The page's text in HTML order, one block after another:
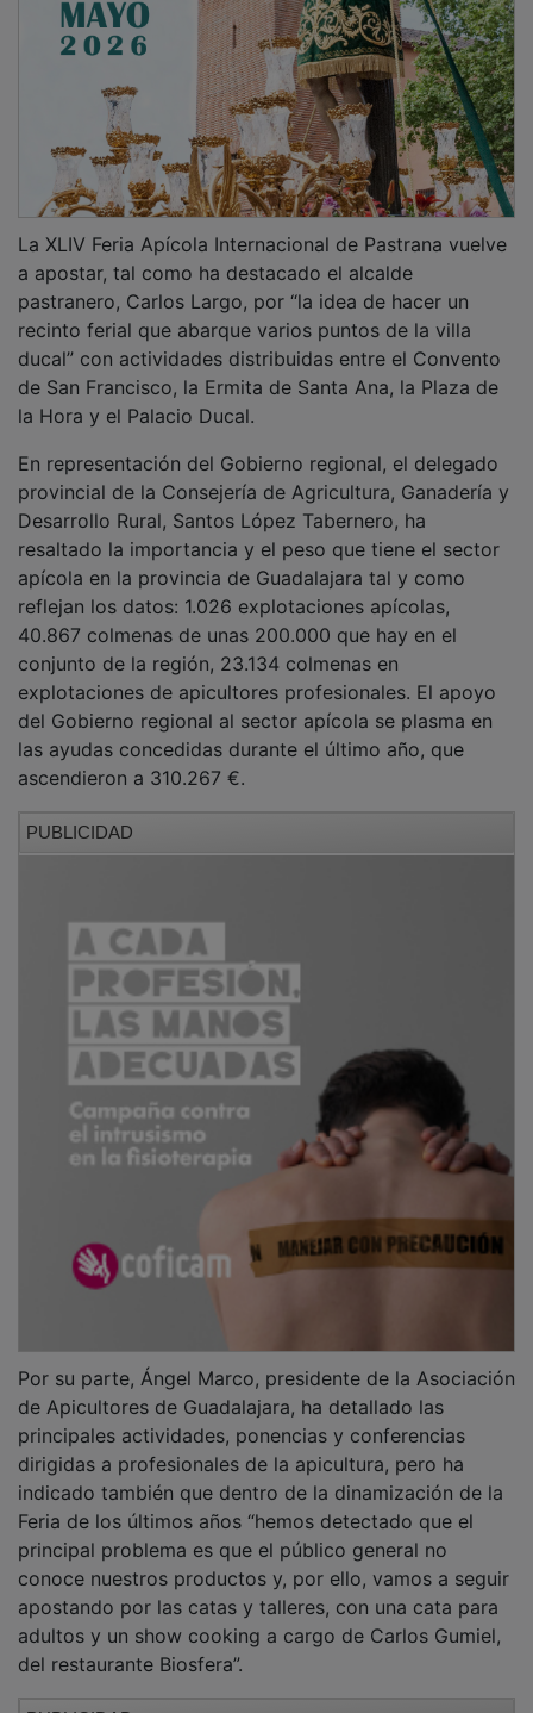
principal problema es que el público general no
conoce nuestros productos y, por ello, vamos a seguir
apostando por las catas y talleres, con una cata para
adultos y un show cooking a cargo de Carlos Gumiel,
del restaurante Biosfera”.
PUBLICIDAD
Por último, la directora de la Feria Apícola, Raquel
Isidro, ha resaltado el crecimiento de expositores,
países y provincias que van a estar presente en esta
próxima edición. Los países serán seis, dos más que el
año pasado: España, Cuba, Rumanía, Portugal, Turquía
y Hungría. Las provincias pasan de 8 en la edición
anterior a 14: Guadalajara, Zaragoza, Cuenca,
Barcelona, Cáceres, Valencia, Salamanca, Valladolid,
Navarra, León, Badajoz, Zamora, Santander y Toledo.
En cuanto a expositores, son diez más que el año
anterior, con un total de 56 empresas.
PUBLICIDAD
Extenso programa en cuatro ubicaciones diferentes
El programa de la XLIV Feria Apícola de Pastrana
presentado hoy tiene como emplazamientos
principales el convento de San Francisco, donde
tendrá lugar la feria en sí, el centro cultural Ermita de
Santa Ana, que acogerá las ponencias, el Palacio
talleres, y la plaza de la Hora, donde se ubicará la
PUBLICIDAD
Todo comenzará el viernes 14 con la inauguración
oficial, presentación del concurso infantil de dibujo y
la exposición de fotografía, para dar paso, ya por la
tarde, a una cata de miel para adultos y un
showcooking a cargo de Carlos Gumiel.
Ya el sábado 15, día central de la feria, se
desarrollarán las distintas ponencias en horario de
(su control, la selección natural de colmenas
resistentes, etc.), la vigilancia de la contaminación
ambiental, la primera vacuna para las abejas, el uso de
españolas, entre otros.
PUBLICIDAD
Además, se realizará una nueva cata de miel para
adultos.
El último día, domingo16 de marzo, tendrá lugar por la
mañana un taller de elaboración de velas y la
presentación del libro “Colmenas y colmenares en la
Alcarria de Guadalajara”, de Agustín Arias.